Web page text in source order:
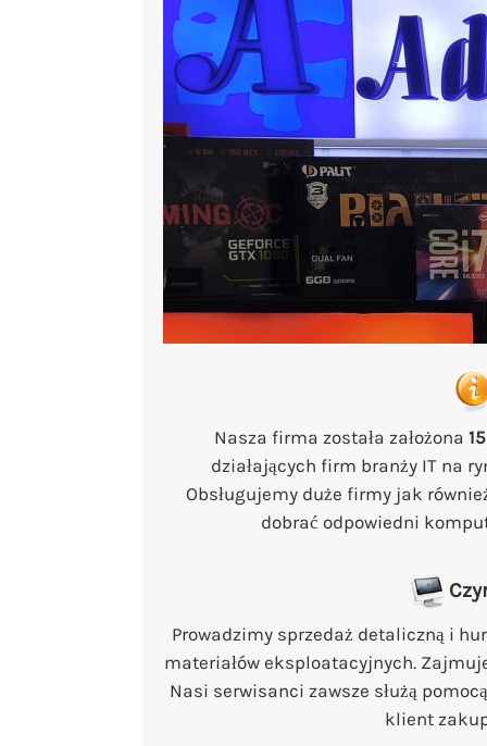
Nasza firma została założona
działających firm branży IT na
Obsługujemy duże firmy jak
dobrać odpowiedni
Prowadzimy sprzedaż detaliczną i
materiałów eksploatacyjnych.
Nasi serwisanci zawsze służą
klient